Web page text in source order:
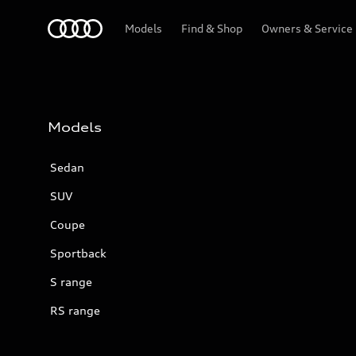
Models Find & Shop Owners & Service
Models
Sedan
SUV
Coupe
Sportback
S range
RS range